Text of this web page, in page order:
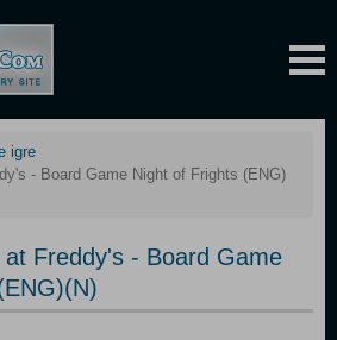
igre
- Board Game Night of Frights (ENG)
at Freddy's - Board Game